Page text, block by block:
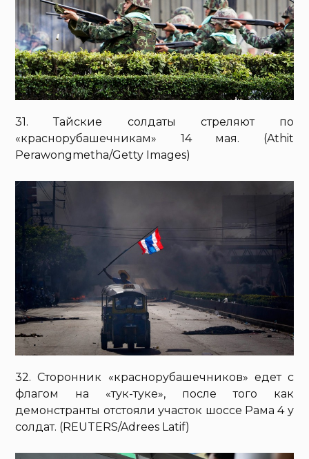
31. Тайские солдаты стреляют по
«краснорубашечникам» 14 мая. (Athit
Perawongmetha/Getty Images)
32. Сторонник «краснорубашечников» едет с
флагом на «тук-туке», после того как
демонстранты отстояли участок шоссе Рама 4 у
солдат. (REUTERS/Adrees Latif)